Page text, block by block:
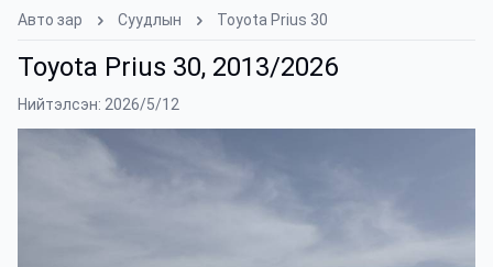
Авто зар Суудлын Toyota Prius 30
Toyota Prius 30, 2013/2026
Нийтэлсэн: 2026/5/12